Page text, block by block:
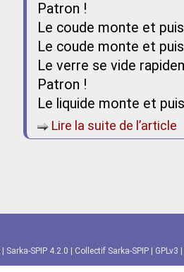
Patron !
Le coude monte et
Le coude monte et
Le verre se vide
Patron !
Le liquide monte et
Lire la suite de l’article
Sarka-SPIP 4.2.0 Collectif Sarka-SPIP GPLv3